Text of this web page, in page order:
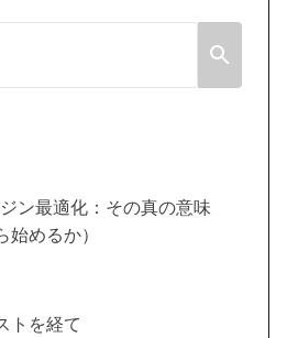
ン最適化：その真の意味
始めるか）
トを経て